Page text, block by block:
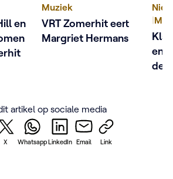
en
Muziek
VRT Zomerhit eert
Margriet Hermans
|
en
de
artikel op sociale media
X WhatsappLinkedIn Email Link